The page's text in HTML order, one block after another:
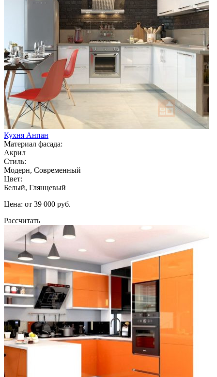
Кухня Анпан
Материал фасада:
Акрил
Стиль:
Модерн, Современный
Цвет:
Белый, Глянцевый
Цена: от 39 000 руб.
Рассчитать